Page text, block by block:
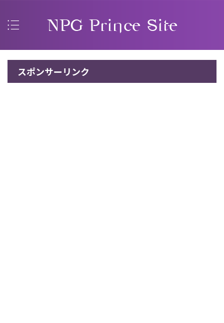
スポンサーリンク